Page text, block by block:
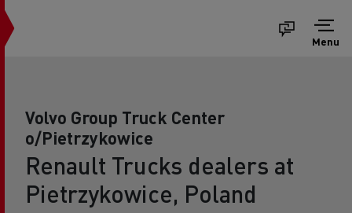
Menu
Volvo Group Truck Center
o/Pietrzykowice
Renault Trucks dealers at
Pietrzykowice, Poland